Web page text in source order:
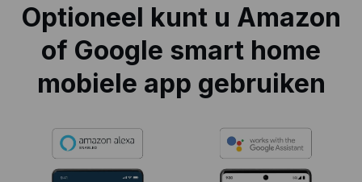
Optioneel kunt u Amazon
of Google smart home
mobiele app gebruiken